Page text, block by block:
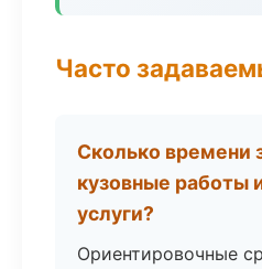
Часто
Сколько времени
кузовные работы
услуги?
Ориентировочные